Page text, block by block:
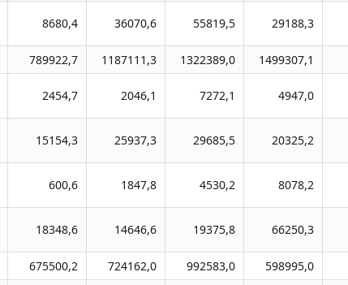
8680,4 36070,6 55819,5 29188,3
789922,7 1187111,3 1322389,0 1499307,1
2454,7 2046,1 7272,1 4947,0
15154,3 25937,3 29685,5 20325,2
600,6 1847,8 4530,2 8078,2
18348,6 14646,6 19375,8 66250,3
675500,2 724162,0 992583,0 598995,0